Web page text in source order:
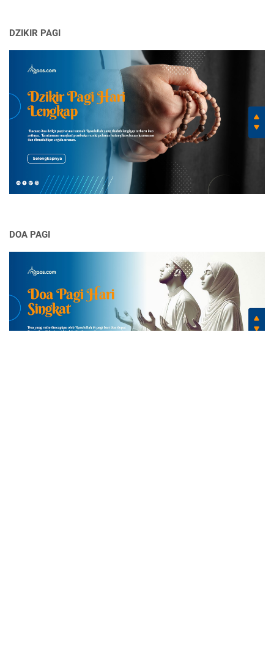
DZIKIR PAGI
DOA PAGI